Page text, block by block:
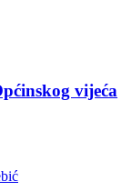
vijeća